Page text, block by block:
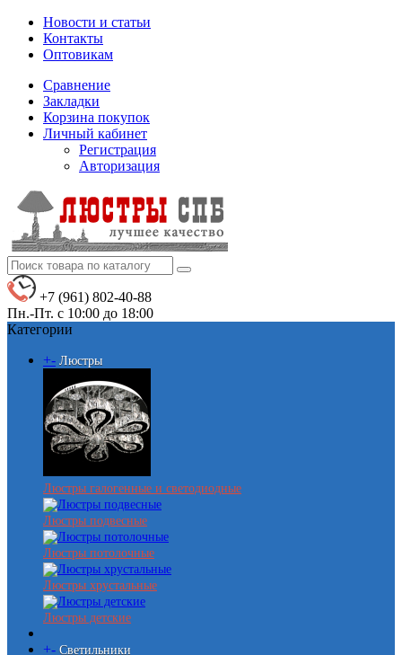
Новости и статьи
Контакты
Оптовикам
Сравнение
Закладки
Корзина покупок
Личный кабинет
Регистрация
Авторизация
+7 (961) 802-40-88
Пн.-Пт. с 10:00 до 18:00
Категории
+- Люстры
Люстры галогенные и светодиодные
Люстры подвесные
Люстры потолочные
Люстры хрустальные
Люстры детские
+- Светильники